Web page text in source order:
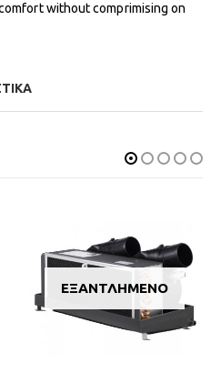
without comprimising on
ΕΞΑΝΤΛΗΜΈΝΟ